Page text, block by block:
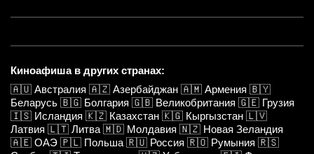
Киноафиша в других странах:
🇦🇺 Австралия 🇦🇿 Азербайджан 🇦🇲 Армения 🇧🇾
Беларусь 🇧🇬 Болгария 🇬🇧 Великобритания 🇬🇪 Грузия
🇮🇸 Исландия 🇰🇿 Казахстан 🇰🇬 Кыргызстан 🇱🇻
Латвия 🇱🇹 Литва 🇲🇩 Молдавия 🇳🇿 Новая Зеландия
🇦🇪 ОАЭ 🇵🇱 Польша 🇷🇺 Россия 🇷🇴 Румыния 🇷🇸